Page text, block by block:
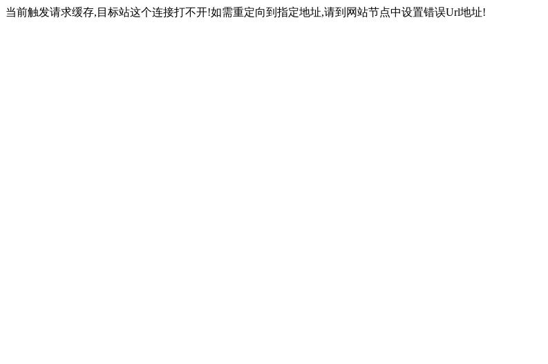
当前触发请求缓存,目标站这个连接打不开!如需重定向到指定地址,请到网站节点中设置错误Url地址!